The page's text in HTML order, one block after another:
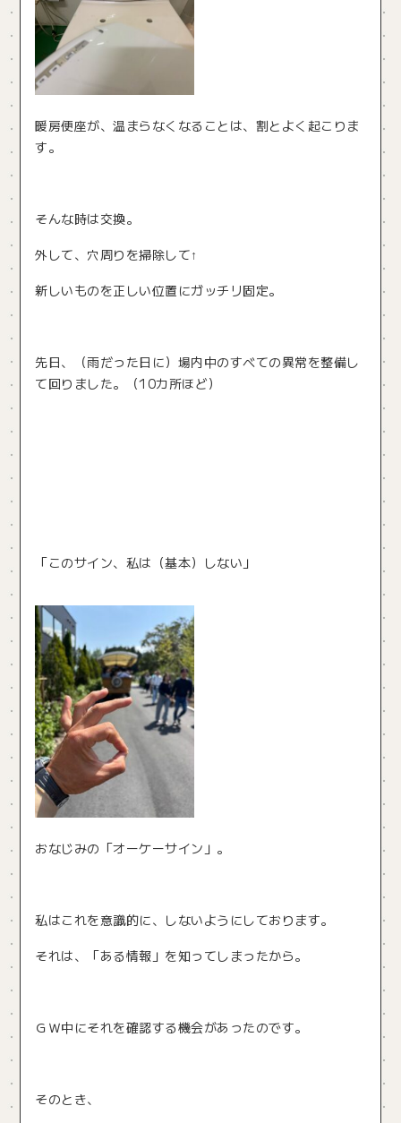
暖房便座が、温まらなくなることは、割とよく起こりま
す。
そんな時は交換。
外して、穴周りを掃除して↑
新しいものを正しい位置にガッチリ固定。
先日、（雨だった日に）場内中のすべての異常を整備し
て回りました。（10カ所ほど）
「このサイン、私は（基本）しない」
おなじみの「オーケーサイン」。
私はこれを意識的に、しないようにしております。
それは、「ある情報」を知ってしまったから。
ＧＷ中にそれを確認する機会があったのです。
そのとき、